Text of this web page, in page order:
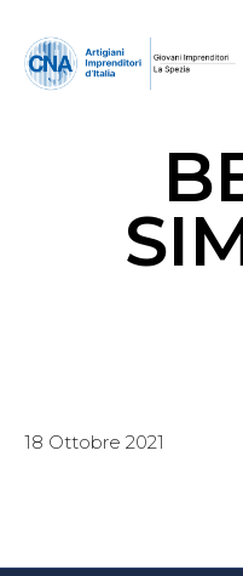
18 Ottobre 2021